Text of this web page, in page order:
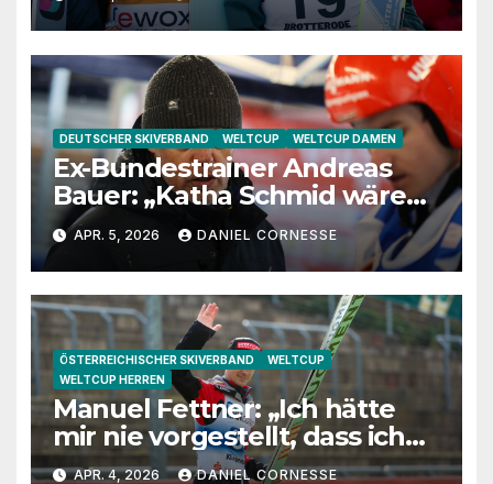
DEUTSCHER SKIVERBAND WELTCUP WELTCUP DAMEN
Ex-Bundestrainer Andreas
Bauer: „Katha Schmid wäre
eine extrem gute
Jugendtrainerin“
APR. 5, 2026 DANIEL CORNESSE
ÖSTERREICHISCHER SKIVERBAND
WELTCUP
WELTCUP HERREN
Manuel Fettner: „Ich hätte
mir nie vorgestellt, dass ich
so lange springe“
APR. 4, 2026 DANIEL CORNESSE